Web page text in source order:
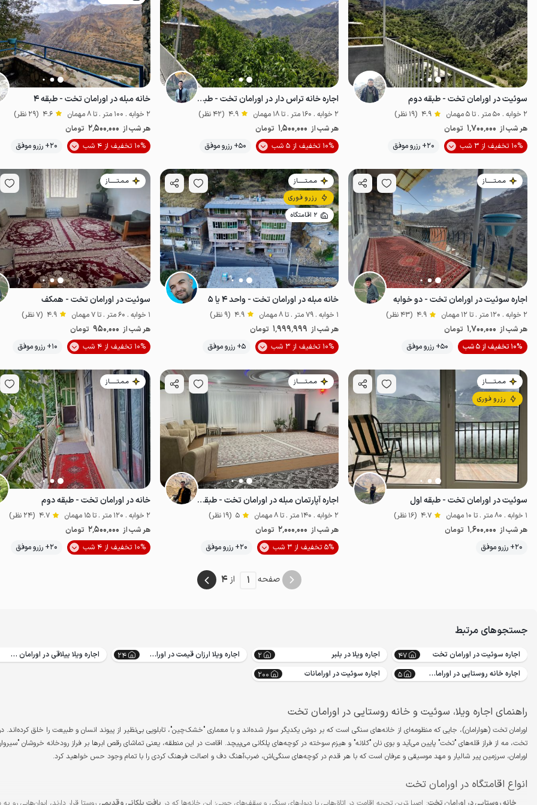
سوئیت در اورامان تخت - طبقه دوم
2 خوابه . 50 متر . تا 5 مهمان 4.9 (19 نظر)
هر شب از 1٬700٬000 تومان
10% تخفیف از 3 شب
20+ رزرو موفق موقعیت در نقشه
اجاره خانه تراس دار در اورامان تخت - طبقه دوم
2 خوابه . 160 متر . تا 18 مهمان 4.9 (42 نظر)
هر شب از 1٬500٬000 تومان
10% تخفیف از 5 شب
50+ رزرو موفق خوش منظره اقتصادی
خانه مبله در اورامان تخت - طبقه ۴
2 خوابه . 100 متر . تا 8 مهمان 4.6 (29 نظر)
هر شب از 2٬500٬000 تومان
10% تخفیف از 4 شب
20+ رزرو موفق
مـمـتــــــاز
اجاره سوئیت در اورامان تخت - دو خوابه
2 خوابه . 120 متر . تا 12 مهمان 4.9 (43 نظر)
هر شب از 1٬700٬000 تومان
10% تخفیف از 5 شب
50+ رزرو موفق خوش منظره موقعیت در نقشه
مـمـتــــــاز
رزرو فوری
2 اقامتگاه
خانه مبله در اورامان تخت - واحد ۴ یا ۵
1 خوابه . 79 متر . تا 8 مهمان 4.9 (9 نظر)
هر شب از 1٬999٬999 تومان
10% تخفیف از 3 شب
5+ رزرو موفق موقعیت در نقشه
مـمـتــــــاز
سوئیت در اورامان تخت - همکف
1 خوابه . 60 متر . تا 7 مهمان 4.9 (7 نظر)
هر شب از 950٬000 تومان
10% تخفیف از 4 شب
10+ رزرو موفق
مـمـتــــــاز
رزرو فوری
سوئیت در اورامان تخت - طبقه اول
1 خوابه . 80 متر . تا 10 مهمان 4.7 (16 نظر)
هر شب از 1٬600٬000 تومان
20+ رزرو موفق
خوش منظره موقعیت در نقشه
مـمـتــــــاز
اجاره آپارتمان مبله در اورامان تخت - طبقه دوم
2 خوابه . 140 متر . تا 8 مهمان 5 (19 نظر)
هر شب از 2٬000٬000 تومان
5% تخفیف از 3 شب
20+ رزرو موفق موقعیت در نقشه
مـمـتــــــاز
خانه در اورامان تخت - طبقه دوم
2 خوابه . 120 متر . تا 15 مهمان 4.7 (24 نظر)
هر شب از 2٬500٬000 تومان
10% تخفیف از 4 شب
20+ رزرو موفق
صفحه 1 از 4
جستجوهای مرتبط
اجاره سوئیت در اورامان تخت 47 اجاره ویلا در بلبر 2 اجاره ویلا ارزان قیمت در اورامان تخت 24 اجاره ویلا ییلاقی در اورامان تخت
اجاره خانه روستایی در اورامان تخت
5 اجاره سوئیت در اورامانات 200
راهنمای اجاره ویلا، سوئیت و خانه روستایی در اورامان تخت
اورامان تخت (هوارامان)، جایی که منظومه‌ای از خانه‌های سنگی است که بر دوش یکدیگر سوار شده‌اند و با معماری "خشک‌چین"، تابلویی بی‌نظیر از پیوند انسان و طبیعت را خلق کرده‌اند. در
تخت، مه از فراز قله‌های "تخت" پایین می‌آید و بوی نان "کلانه" و هیزم سوخته در کوچه‌های پلکانی می‌پیچد. اقامت در این منطقه، یعنی تماشای رقص ابرها بر فراز رودخانه خروشان
اورامان، سرزمین پیر شالیار و مهد موسیقی و عرفان است که با هر قدم در کوچه‌های سنگی‌اش، ضرب‌آهنگ دف و اصالت فرهنگ کردی را با تمام وجود حس خواهید کرد.
انواع اقامتگاه در اورامان تخت